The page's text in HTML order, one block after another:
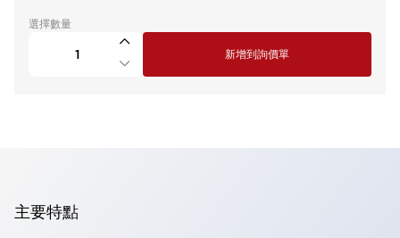
選擇數量
新增到詢價單
主要特點